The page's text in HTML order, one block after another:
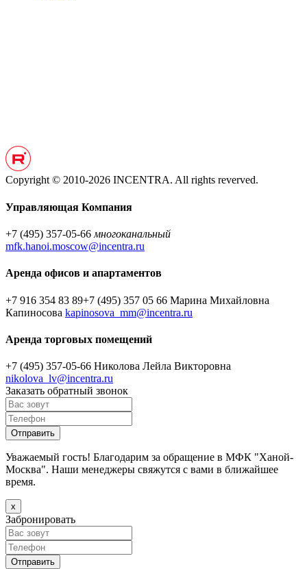
Copyright © 2010-2026 INCENTRA. All rights reverved.
Управляющая Компания
+7 (495) 357-05-66 многоканальный
mfk.hanoi.moscow@incentra.ru
Аренда офисов и апартаментов
+7 916 354 83 89+7 (495) 357 05 66 Марина Михайловна
Капиносова kapinosova_mm@incentra.ru
Аренда торговых помещений
+7 (495) 357-05-66 Николова Лейла Викторовна
nikolova_lv@incentra.ru
Заказать обратный звонок
Уважаемый гость! Благодарим за обращение в МФК "Ханой-
Москва". Наши менеджеры свяжутся с вами в ближайшее
время.
х
Забронировать